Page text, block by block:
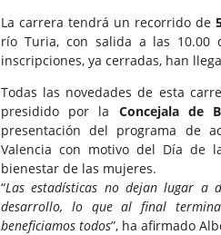
La carrera tendrá un recorrido de
río Turia, con salida a las 10.00
inscripciones, ya cerradas, han
Todas las novedades de esta
presidido por la Concejala de
presentación del programa de
Valencia con motivo del Día de
bienestar de las mujeres.
“Las estadísticas no dejan lugar a
desarrollo, lo que al final
beneficiamos todos”, ha afirmado